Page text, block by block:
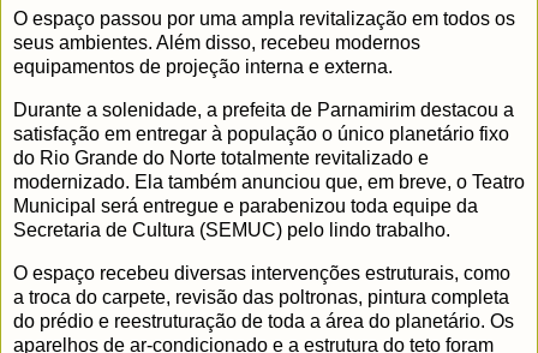
O espaço passou por uma ampla revitalização em todos os
seus ambientes. Além disso, recebeu modernos
equipamentos de projeção interna e externa.
Durante a solenidade, a prefeita de Parnamirim destacou a
satisfação em entregar à população o único planetário fixo
do Rio Grande do Norte totalmente revitalizado e
modernizado. Ela também anunciou que, em breve, o Teatro
Municipal será entregue e parabenizou toda equipe da
Secretaria de Cultura (SEMUC) pelo lindo trabalho.
O espaço recebeu diversas intervenções estruturais, como
a troca do carpete, revisão das poltronas, pintura completa
do prédio e reestruturação de toda a área do planetário. Os
aparelhos de ar-condicionado e a estrutura do teto foram